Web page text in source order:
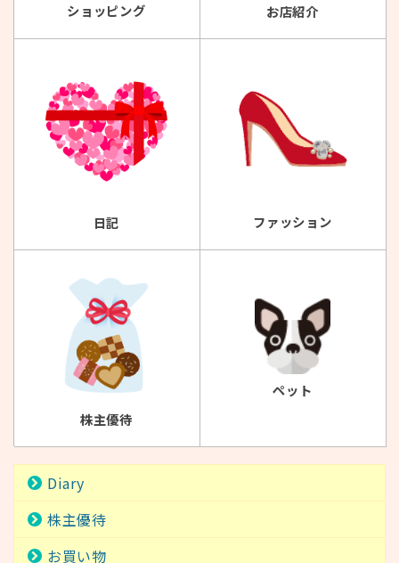
ショッピング お店紹介
日記 ファッション
株主優待
ペット
Diary
株主優待
お買い物